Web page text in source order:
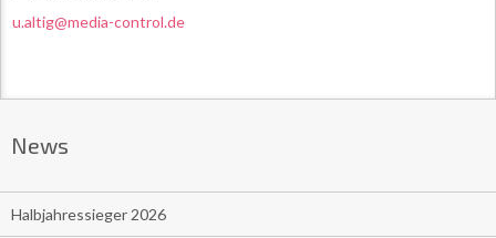
u.altig@media-control.de
News
Halbjahressieger 2026